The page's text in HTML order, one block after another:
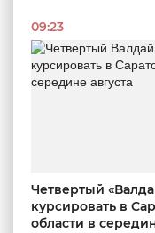
09:23
Четвертый
курсировать в
области в